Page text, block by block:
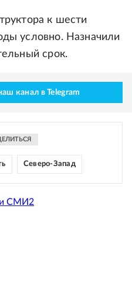
к шести
условно. Назначили
срок.
канал в Telegram
Северо-Запад
СМИ2